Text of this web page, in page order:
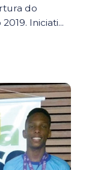
do
Iniciati...